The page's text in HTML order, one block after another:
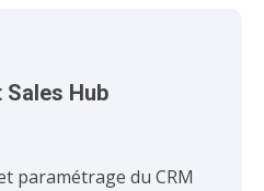
Sales Hub
paramétrage du CRM